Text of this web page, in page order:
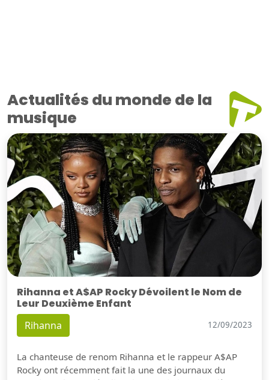
Actualités du monde de la
musique
Rihanna et A$AP Rocky Dévoilent le Nom de
Leur Deuxième Enfant
Rihanna 12/09/2023
La chanteuse de renom Rihanna et le rappeur A$AP
Rocky ont récemment fait la une des journaux du